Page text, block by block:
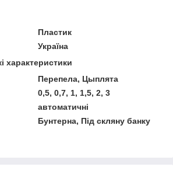
Пластик
Україна
характеристики
Перепела, Цыплята
0,5, 0,7, 1, 1,5, 2, 3
автоматичні
Бунтерна, Під скляну банку